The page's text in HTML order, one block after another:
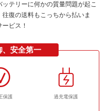
テリーに何かの質量問題が起こ
復の送料もこっちから払いま
ビス！
、安全第一
保護 過充電保護